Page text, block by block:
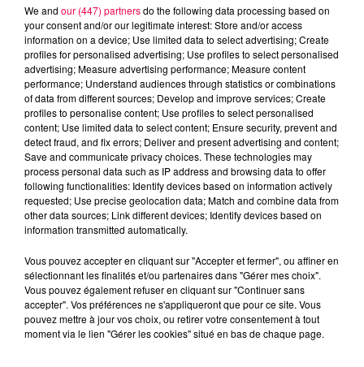
Flash infos
Crédit :Flash infos
podcasts/2024/03/19h-5.mp3
We and our (447) partnersdo the following data processing based on
your consent and/or our legitimate interest: Store and/or access
information on a device; Use limited data to select advertising; Create
profiles for personalised advertising; Use profiles to select personalised
advertising; Measure advertising performance; Measure content
performance; Understand audiences through statistics or combinations
of data from different sources; Develop and improve services; Create
profiles to personalise content; Use profiles to select personalised
content; Use limited data to select content; Ensure security, prevent and
detect fraud, and fix errors; Deliver and present advertising and content;
Save and communicate privacy choices. These technologies may
process personal data such as IP address and browsing data to offer
following functionalities: Identify devices based on information actively
requested; Use precise geolocation data; Match and combine data from
other data sources; Link different devices; Identify devices based on
information transmitted automatically.
Vous pouvez accepter en cliquant sur "Accepter et fermer", ou affiner en
sélectionnant les finalités et/ou partenaires dans "Gérer mes choix".
Vous pouvez également refuser en cliquant sur "Continuer sans
accepter". Vos préférences ne s'appliqueront que pour ce site. Vous
pouvez mettre à jour vos choix, ou retirer votre consentement à tout
moment via le lien "Gérer les cookies" situé en bas de chaque page.